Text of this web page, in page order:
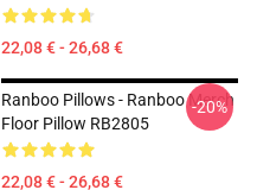
22,08 € - 26,68 €
Ranboo Pillows - Ranboo Merch
Floor Pillow RB2805
22,08 € - 26,68 €
-20%